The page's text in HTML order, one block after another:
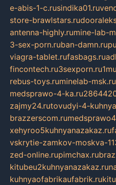
e-abis-1-c.rusindika01.ru
store-brawlstars.ru
antenna-highly.rumine-lab-
3-sex-porn.ruban-damn.ru
viagra-tablet.rufasbags.ru
fincontech.ru3sexporn.ru
rebus-toys.ruminelab-msk.ru
medsprawo-4-ka.ru
zajmy24.rutovudyi-4-
brazzerscom.ru
xehyroo5kuhnyanazakaz.ru
vskrytie-zamkov-moskva-
zed-online.rupimchax.ru
kitubeu2kuhnyanazakaz.ru
kuhnyaofabrikaufabrik.ru